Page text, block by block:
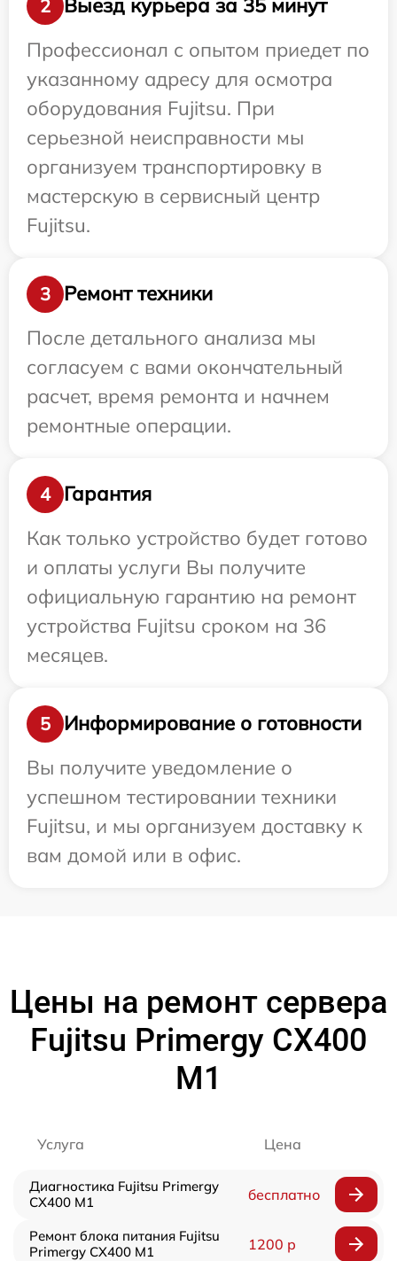
2
Выезд курьера за 35 минут
Профессионал с опытом приедет по
указанному адресу для осмотра
оборудования Fujitsu. При
серьезной неисправности мы
организуем транспортировку в
мастерскую в сервисный центр
Fujitsu.
3
Ремонт техники
После детального анализа мы
согласуем с вами окончательный
расчет, время ремонта и начнем
ремонтные операции.
4
Гарантия
Как только устройство будет готово
и оплаты услуги Вы получите
официальную гарантию на ремонт
устройства Fujitsu сроком на 36
месяцев.
5
Информирование о готовности
Вы получите уведомление о
успешном тестировании техники
Fujitsu, и мы организуем доставку к
вам домой или в офис.
Цены на ремонт сервера
Fujitsu Primergy CX400
M1
Услуга Цена
Диагностика Fujitsu Primergy
CX400 M1
бесплатно
Ремонт блока питания Fujitsu
Primergy CX400 M1
1200 р